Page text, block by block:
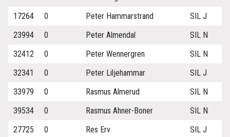
17264
0 Peter Hammarstrand
SIL J
23994
0 Peter Almendal
SIL N
32412
0 Peter Wennergren
SIL N
32341
0 Peter Liljehammar
SIL J
33979
0 Rasmus Almerud
SIL N
39534
0 Rasmus Ahner-Boner
SIL N
27725
0 Res Erv
SIL J